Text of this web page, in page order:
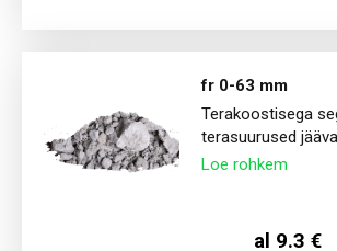
fr 0-63 mm
Terakoostisega
terasuurused
Loe rohkem
al 9.3 €